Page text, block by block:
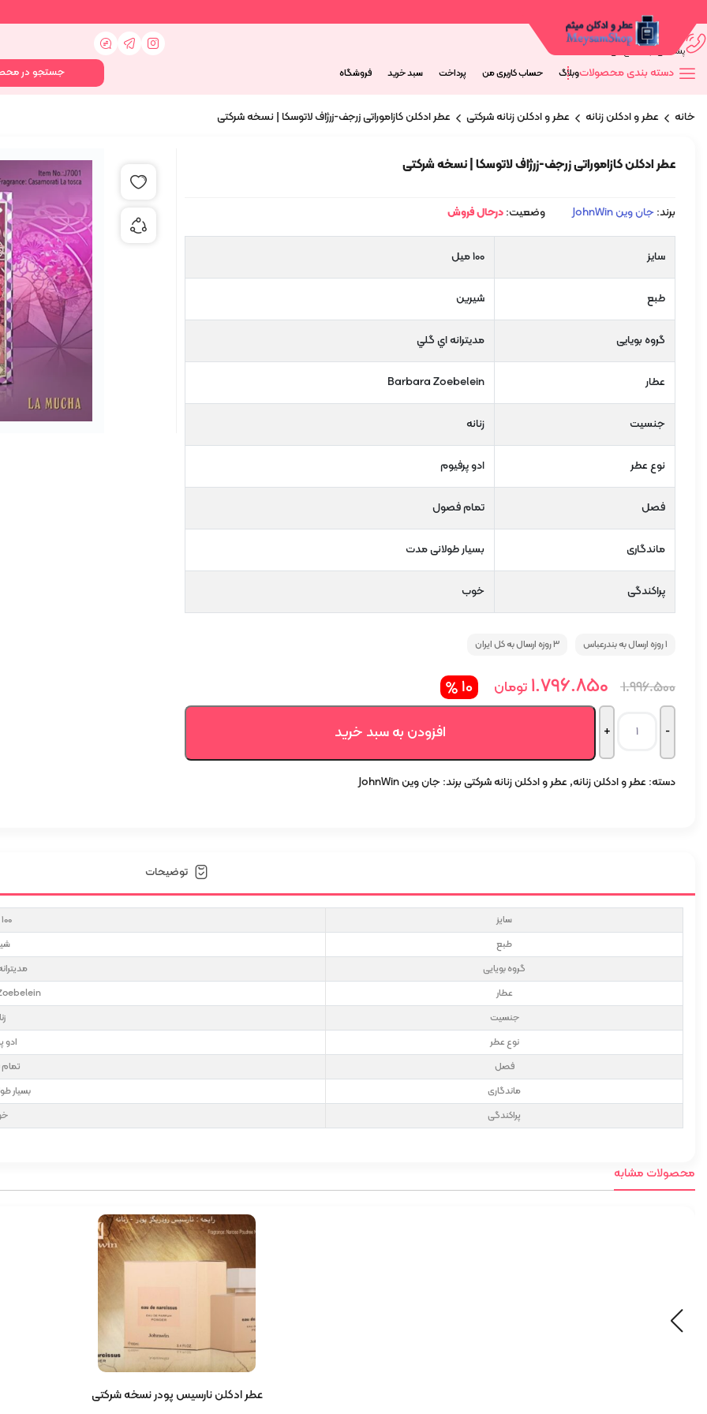
09044673563
پشتیانی از 9 صبح الی 20 شب
دسته بندی محصولاتوبلاگ حساب کاربری من پرداخت سبد خرید فروشگاه
خانه عطر و ادکلن زنانه عطر و ادکلن زنانه شرکتی عطر ادکلن کازاموراتی زرجف-زرژاف لاتوسکا | نسخه شرکتی
افزودن به علاقه مندی ها
اشتراک گذاری محصول
عطر ادکلن کازاموراتی زرجف-زرژاف لاتوسکا | نسخه شرکتی
برند:جان وین JohnWin وضعیت:درحال فروش
سایز 100 میل
طبع شیرین
گروه بویایی مديترانه اي گلي
عطار Barbara Zoebelein
جنسیت زنانه
نوع عطر ادو پرفیوم
فصل تمام فصول
ماندگاری بسیار طولانی مدت
پراکندگی خوب
1 روزه ارسال به بندرعباس 3 روزه ارسال به کل ایران
1.996.500
قیمت
اصلی:
1.996.500 تومان
1.796.850 تومان 10
قیمت
فعلی:
1.796.850 تومان.
افزودن به سبد خرید
دسته: عطر و ادکلن زنانه, عطر و ادکلن زنانه شرکتیبرند:جان وین JohnWin
توضیحات
سایز
100 میل
طبع
گروه بویایی
عطار
جنسیت
نوع عطر
ادو
فصل
ماندگاری
بسیار
پراکندگی
محصولات مشابه
عطر ادکلن نارسیس پودر نسخه شرکتی